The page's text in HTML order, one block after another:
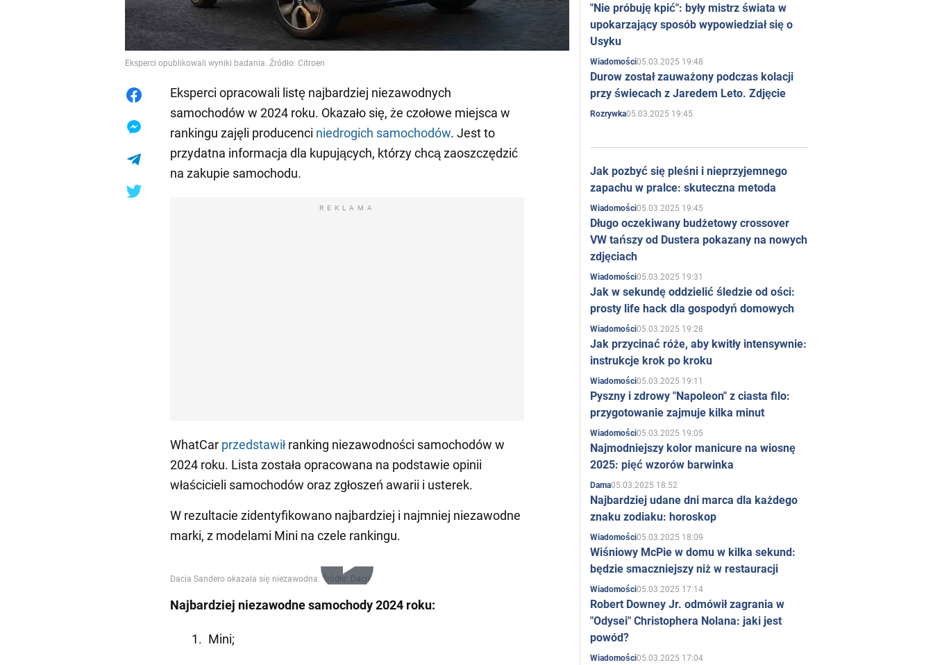
Eksperci opublikowali wyniki badania. Źródło: Citroen
Eksperci opracowali listę najbardziej niezawodnych
samochodów w 2024 roku. Okazało się, że czołowe miejsca w
rankingu zajęli producenci niedrogich samochodów. Jest to
przydatna informacja dla kupujących, którzy chcą zaoszczędzić
na zakupie samochodu.
REKLAMA
WhatCar przedstawił ranking niezawodności samochodów w
2024 roku. Lista została opracowana na podstawie opinii
właścicieli samochodów oraz zgłoszeń awarii i usterek.
W rezultacie zidentyfikowano najbardziej i najmniej niezawodne
marki, z modelami Mini na czele rankingu.
Play
Najbardziej niezawodne samochody 2024 roku:
Mini;
"Nie próbuję kpić": były mistrz świata w
upokarzający sposób wypowiedział się o
Usyku
Wiadomości05.03.2025 19:48
Durow został zauważony podczas kolacji
przy świecach z Jaredem Leto. Zdjęcie
Rozrywka05.03.2025 19:45
Jak pozbyć się pleśni i nieprzyjemnego
zapachu w pralce: skuteczna metoda
Wiadomości05.03.2025 19:45
Długo oczekiwany budżetowy crossover
VW tańszy od Dustera pokazany na nowych
zdjęciach
Wiadomości05.03.2025 19:31
Jak w sekundę oddzielić śledzie od ości:
prosty life hack dla gospodyń domowych
Wiadomości05.03.2025 19:28
Jak przycinać róże, aby kwitły intensywnie:
instrukcje krok po kroku
Wiadomości05.03.2025 19:11
Pyszny i zdrowy "Napoleon" z ciasta filo:
przygotowanie zajmuje kilka minut
Wiadomości05.03.2025 19:05
Najmodniejszy kolor manicure na wiosnę
2025: pięć wzorów barwinka
Dama05.03.2025 18:52
Najbardziej udane dni marca dla każdego
znaku zodiaku: horoskop
Wiadomości05.03.2025 18:09
Wiśniowy McPie w domu w kilka sekund:
będzie smaczniejszy niż w restauracji
Wiadomości05.03.2025 17:14
Robert Downey Jr. odmówił zagrania w
"Odysei" Christophera Nolana: jaki jest
powód?
Wiadomości05.03.2025 17:04